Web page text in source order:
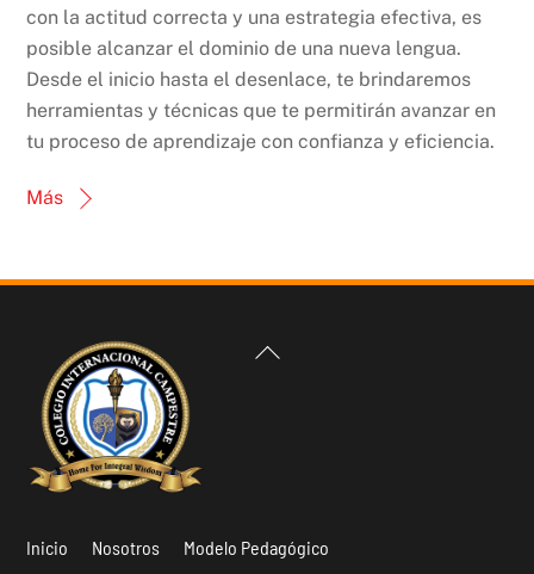
con la actitud correcta y una estrategia efectiva, es
posible alcanzar el dominio de una nueva lengua.
Desde el inicio hasta el desenlace, te brindaremos
herramientas y técnicas que te permitirán avanzar en
tu proceso de aprendizaje con confianza y eficiencia.
Más
Back
Inicio Nosotros
Modelo Pedagógico